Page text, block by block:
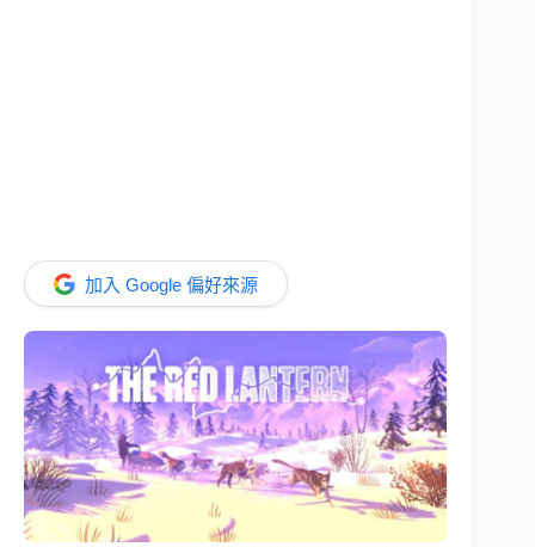
加入 Google 偏好來源